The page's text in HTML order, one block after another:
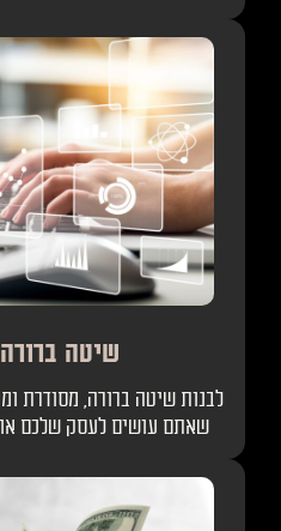
שיטה
לבנות שיטה ברורה, מסודרת
שאתם עושים לעסק שלכם